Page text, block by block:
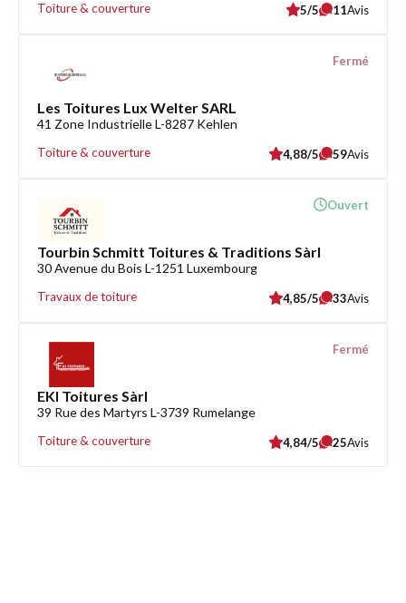
Toiture & couverture 5/5 11Avis
Les Toitures Lux Welter SARL
41 Zone Industrielle L-8287 Kehlen
Toiture & couverture
Fermé
4,88/5 59Avis
Tourbin Schmitt Toitures & Traditions Sàrl
30 Avenue du Bois L-1251 Luxembourg
Travaux de toiture
Ouvert
4,85/5 33Avis
EKI Toitures Sàrl
39 Rue des Martyrs L-3739 Rumelange
Toiture & couverture
Fermé
4,84/5 25Avis